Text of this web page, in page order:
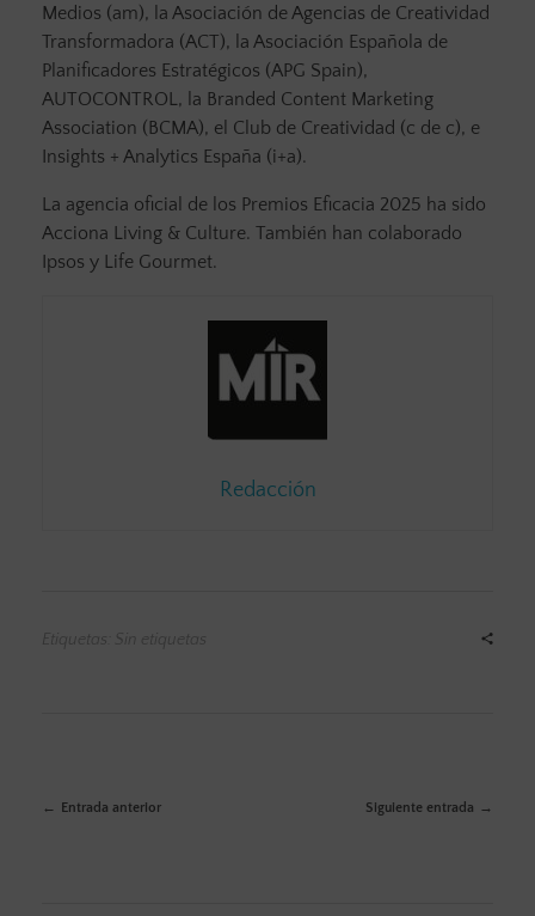
Medios (am), la Asociación de Agencias de Creatividad
Transformadora (ACT), la Asociación Española de
Planificadores Estratégicos (APG Spain),
AUTOCONTROL, la Branded Content Marketing
Association (BCMA), el Club de Creatividad (c de c), e
Insights + Analytics España (i+a).
La agencia oficial de los Premios Eficacia 2025 ha sido
Acciona Living & Culture. También han colaborado
Ipsos y Life Gourmet.
Redacción
Etiquetas: Sin etiquetas
Entrada anterior Siguiente entrada